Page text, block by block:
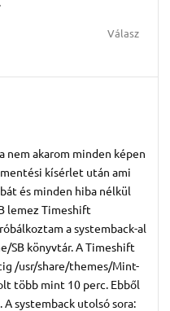
Válasz
nem akarom minden képen
kísérlet után ami
és minden hiba nélkül
lemez Timeshift
a systemback-al
SB könyvtár. A Timeshift
/usr/share/themes/Mint-
több mint 10 perc. Ebből
systemback utolsó sora: